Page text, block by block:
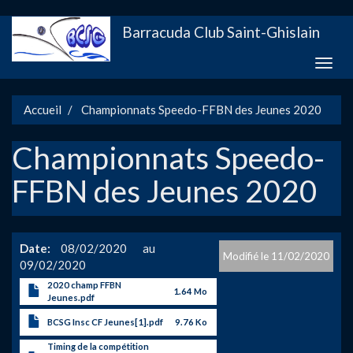
au
contenu
Barracuda Club Saint-Ghislain
Toggle
Accueil Championnats Speedo-FFBN des Jeunes 2020
Championnats Speedo-
FFBN des Jeunes 2020
11/02/2020
Date
08/02/2020
09/02/2020
2020 champ FFBN
Jeunes.pdf
1.64 Mo
BCSG Insc CF Jeunes[1].pdf 9.76 Ko
Timing de la compétition